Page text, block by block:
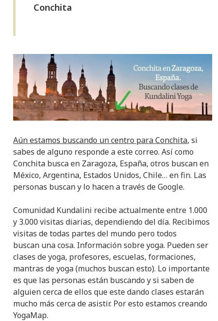
Conchita
Aún estamos buscando un centro para Conchita, si
sabes de alguno responde a este correo. Así como
Conchita busca en Zaragoza, España, otros buscan en
México, Argentina, Estados Unidos, Chile… en fin. Las
personas buscan y lo hacen a través de Google.
Comunidad Kundalini recibe actualmente entre 1.000
y 3.000 visitas diarias, dependiendo del día. Recibimos
visitas de todas partes del mundo pero todos
buscan una cosa. Información sobre yoga. Pueden ser
clases de yoga, profesores, escuelas, formaciones,
mantras de yoga (muchos buscan esto). Lo importante
es que las personas están buscando y si saben de
alguien cerca de ellos que este dando clases estarán
mucho más cerca de asistir. Por esto estamos creando
YogaMap.